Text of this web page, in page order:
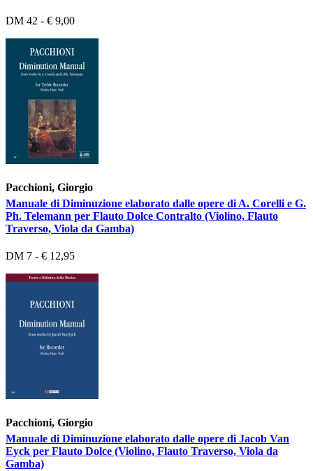
DM 42 - € 9,00
Pacchioni, Giorgio
Manuale di Diminuzione elaborato dalle opere di A. Corelli e G.
Ph. Telemann per Flauto Dolce Contralto (Violino, Flauto
Traverso, Viola da Gamba)
DM 7 - € 12,95
Pacchioni, Giorgio
Manuale di Diminuzione elaborato dalle opere di Jacob Van
Eyck per Flauto Dolce (Violino, Flauto Traverso, Viola da
Gamba)